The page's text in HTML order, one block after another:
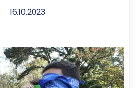
16.10.2023